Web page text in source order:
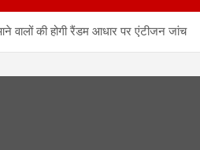
वालों की होगी रैंडम आधार पर एंटीजन जांच